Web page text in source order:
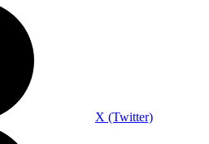
X (Twitter)